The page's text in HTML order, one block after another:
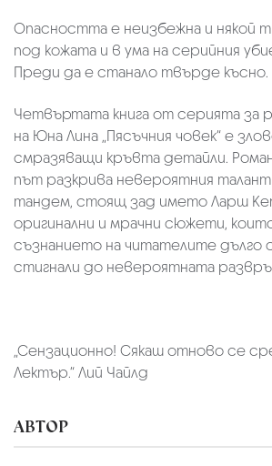
Опасността е неизбежна и някой
под кожата и в ума на серийния
Преди да е станало твърде късно.
Четвъртата книга от серията за
на Юна Лина „Пясъчния човек“ е
смразяващи кръвта детайли.
път разкрива невероятния
тандем, стоящ зад името Ларш
оригинални и мрачни сюжети,
съзнанието на читателите дълго
стигнали до невероятната
„Сензационно! Сякаш отново се
Лектър.“ Лий Чайлд
АВТОР